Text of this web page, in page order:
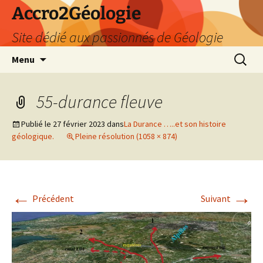
Accro2Géologie
Site dédié aux passionnés de Géologie
Menu
55-durance fleuve
Publié le 27 février 2023 dansLa Durance …..et son histoire
géologique.
Pleine résolution (1058 × 874)
← Précédent Suivant →